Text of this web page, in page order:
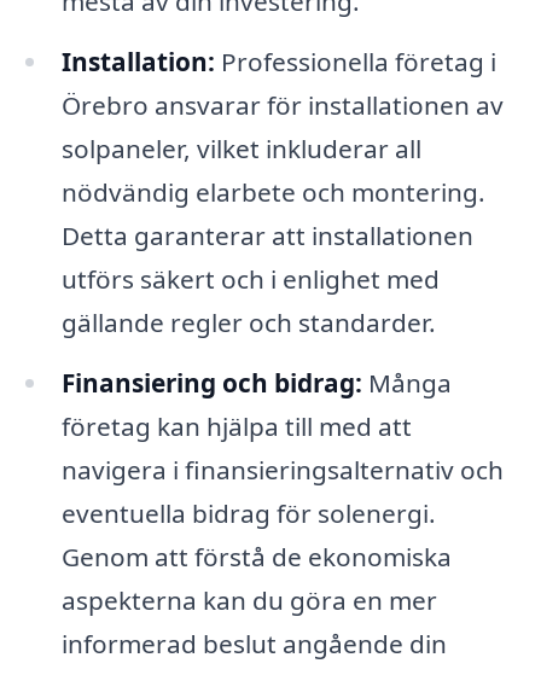
Installation: Professionella företag i
Örebro ansvarar för installationen av
solpaneler, vilket inkluderar all
nödvändig elarbete och montering.
Detta garanterar att installationen
utförs säkert och i enlighet med
gällande regler och standarder.
Finansiering och bidrag: Många
företag kan hjälpa till med att
navigera i finansieringsalternativ och
eventuella bidrag för solenergi.
Genom att förstå de ekonomiska
aspekterna kan du göra en mer
informerad beslut angående din